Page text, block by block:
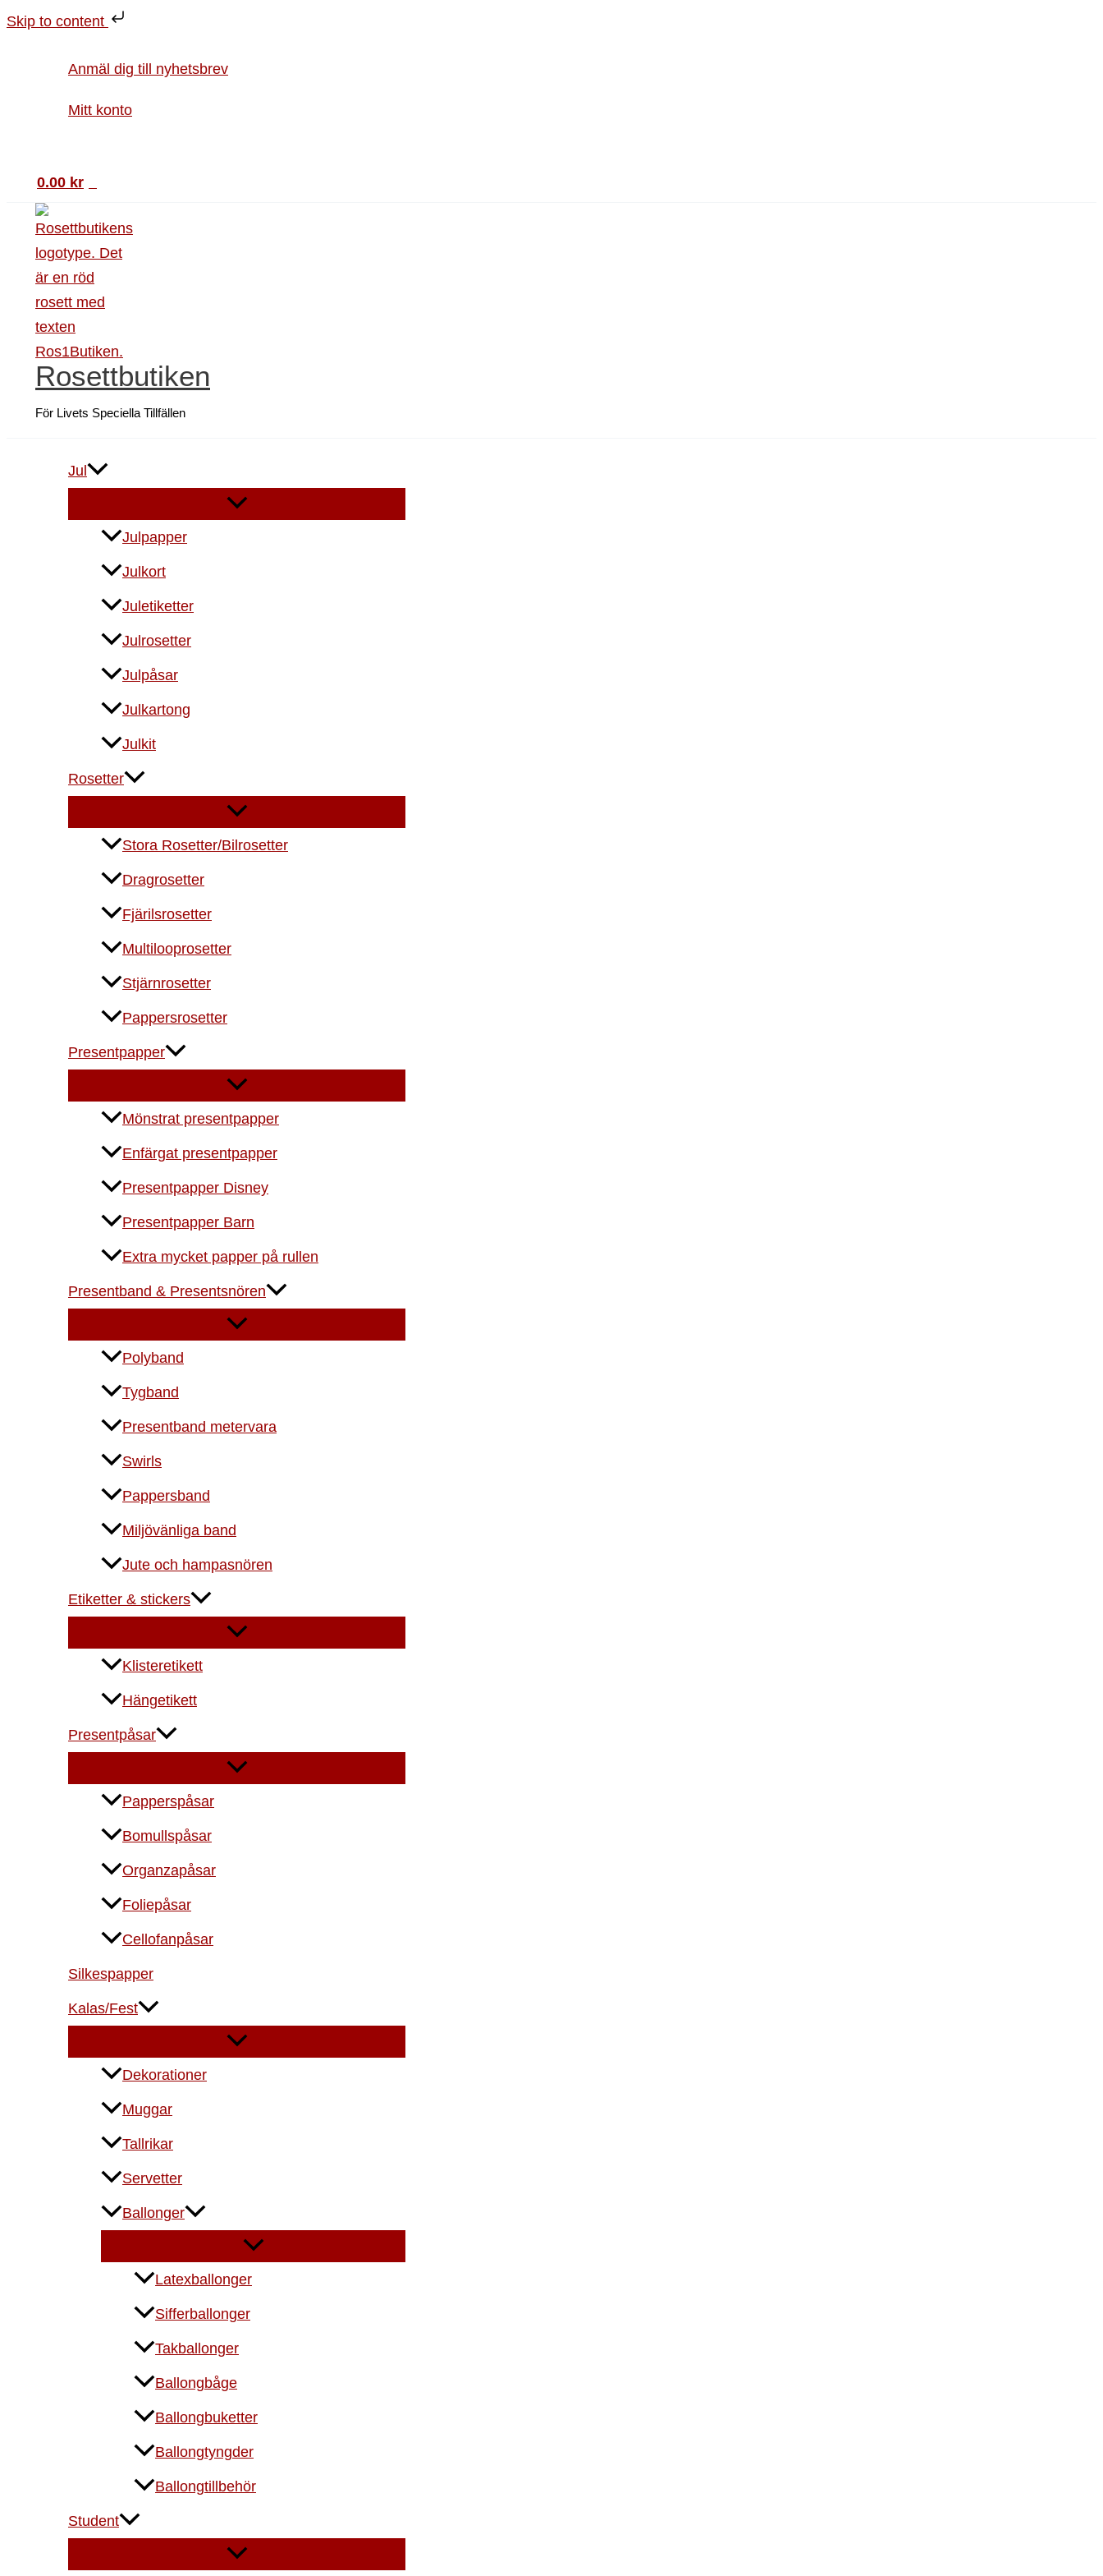
Skip to content
Hoppa
Anmäl dig till nyhetsbrev
Mitt konto
0.00 kr
Rosettbutiken
För Livets Speciella Tillfällen
Jul
Julpapper
Julkort
Juletiketter
Julrosetter
Julpåsar
Julkartong
Julkit
Rosetter
Stora Rosetter/Bilrosetter
Dragrosetter
Fjärilsrosetter
Multilooprosetter
Stjärnrosetter
Pappersrosetter
Presentpapper
Mönstrat presentpapper
Enfärgat presentpapper
Presentpapper Disney
Presentpapper Barn
Extra mycket papper på rullen
Presentband & Presentsnören
Polyband
Tygband
Presentband metervara
Swirls
Pappersband
Miljövänliga band
Jute och hampasnören
Etiketter & stickers
Klisteretikett
Hängetikett
Presentpåsar
Papperspåsar
Bomullspåsar
Organzapåsar
Foliepåsar
Cellofanpåsar
Silkespapper
Kalas/Fest
Dekorationer
Muggar
Tallrikar
Servetter
Ballonger
Latexballonger
Sifferballonger
Takballonger
Ballongbåge
Ballongbuketter
Ballongtyngder
Ballongtillbehör
Student
Vykort